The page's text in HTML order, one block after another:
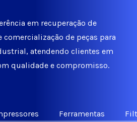
em recuperação de
comercialização de peças para
atendendo clientes em
qualidade e compromisso.
Ferramentas